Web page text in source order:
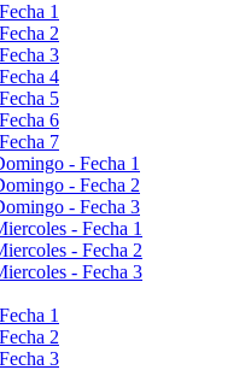
1
2
3
4
5
6
7
- Fecha 1
- Fecha 2
- Fecha 3
- Fecha 1
- Fecha 2
- Fecha 3
1
2
3